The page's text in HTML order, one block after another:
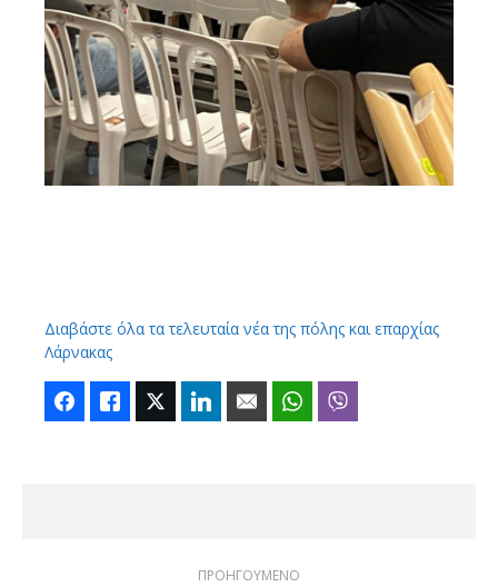
Διαβάστε όλα τα τελευταία νέα της πόλης και επαρχίας
Λάρνακας
FacebookLike Twitter LinkedIn Email WhatsApp
ΠΡΟΗΓΟΥΜΕΝΟ